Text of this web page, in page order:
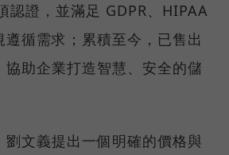
認證，並滿足 GDPR、HIPAA
循需求；累積至今，已售出
助企業打造智慧、安全的儲
劉文義提出一個明確的價格與